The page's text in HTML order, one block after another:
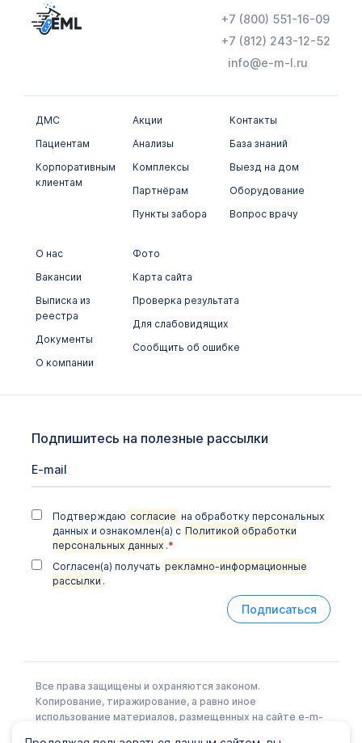
Общеклинические исследования
Химико-токсикологические исследования
Цитологические исследования
+7 (800) 551-16-09
+7 (812) 243-12-52
info@e-m-l.ru
ДМС
Пациентам
Корпоративным
клиентам
Акции
Анализы
Комплексы
Партнёрам
Пункты забора
Контакты
База знаний
Выезд на дом
Оборудование
Вопрос врачу
О нас
Вакансии
Выписка из
реестра
Документы
О компании
Фото
Карта сайта
Проверка результата
Для слабовидящих
Сообщить об ошибке
Подпишитесь на полезные рассылки
Подтверждаю согласие на обработку персональных
данных и ознакомлен(а) с Политикой обработки
персональных данных .*
Согласен(а) получать рекламно-информационные
рассылки .
Подписаться
Все права защищены и охраняются законом.
Копирование, тиражирование, а равно иное
использование материалов, размещенных на сайте e-m-